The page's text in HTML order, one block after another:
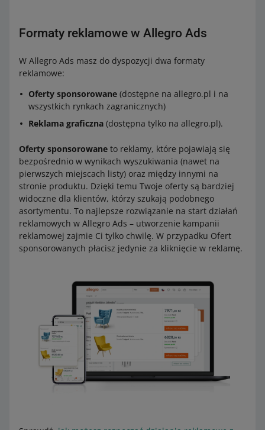
Formaty reklamowe w Allegro Ads
W Allegro Ads masz do dyspozycji dwa formaty
reklamowe:
Oferty sponsorowane (dostępne na allegro.pl i na
wszystkich rynkach zagranicznych)
Reklama graficzna (dostępna tylko na allegro.pl).
Oferty sponsorowane to reklamy, które pojawiają się
bezpośrednio w wynikach wyszukiwania (nawet na
pierwszych miejscach listy) oraz między innymi na
stronie produktu. Dzięki temu Twoje oferty są bardziej
widoczne dla klientów, którzy szukają podobnego
asortymentu. To najlepsze rozwiązanie na start działań
reklamowych w Allegro Ads – utworzenie kampanii
reklamowej zajmie Ci tylko chwilę. W przypadku Ofert
sponsorowanych płacisz jedynie za kliknięcie w reklamę.